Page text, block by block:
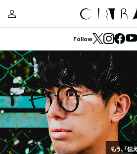
Follow